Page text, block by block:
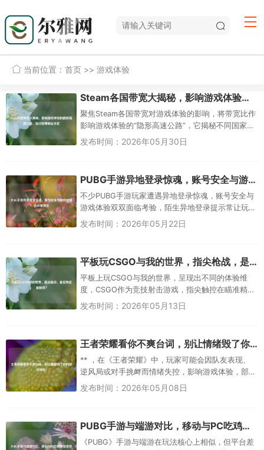
当前位置： 首页 >> 游戏体验
Steam各国带宽大揭秘，影响游戏体验的隐形高速公路，选对宽带畅玩无忧
聚焦Steam各国带宽对游戏体验的影响，将带宽比作
影响游戏体验的“隐形高速公路”，它揭秘不同国家
Steam带宽状况，分析带宽如何作用于下载速度、联
机稳定性等游戏...
发布时间：2026年05月30日
PUBG手游异地登录惊魂，账号安全与游戏体验的双重冲击
不少PUBG手游玩家遭遇异地登录惊魂，账号安全与
游戏体验双双面临考验，陌生异地登录提示常让玩
家心惊，不仅账号内道具、段位可能面临被盗风
险，还可能因异常登录触发系...
发布时间：2026年05月22日
平板玩CSGO与我的世界，指尖枪战，是妥协还是惊喜？
平板上玩CSGO与我的世界，呈现出不同的体验维
度，CSGO作为竞技射击游戏，指尖触控在瞄准精
度、反应速度上存在一定妥协，但便携性让随时随
地开玩成为惊喜；我的世界...
发布时间：2026年05月13日
王者荣耀看你不爽台词，别让情绪毁了你的游戏体验！
** ，在《王者荣耀》中，玩家可能会因队友表现、
逆风局或对手挑衅而情绪失控，影响游戏体验，部
分英雄的嘲讽台词（如“看你不爽”）容易激化矛盾，
导致心态失衡，但过...
发布时间：2026年05月08日
PUBG手游与端游对比，移动与PC吃鸡体验差异及联机可能性解析
《PUBG》手游与端游在玩法核心上相似，但平台差